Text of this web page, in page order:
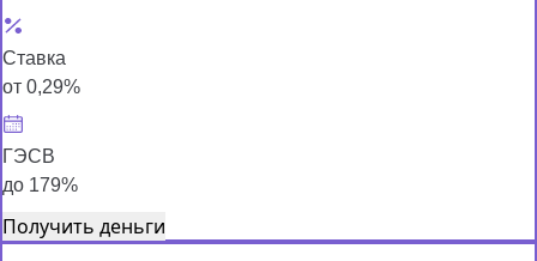
Ставка
от 0,29%
ГЭСВ
до 179%
Получить деньги